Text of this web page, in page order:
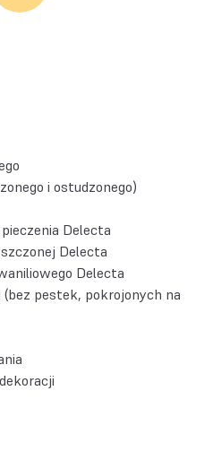
i ostudzonego)
Delecta
Delecta
Delecta
pestek, pokrojonych na